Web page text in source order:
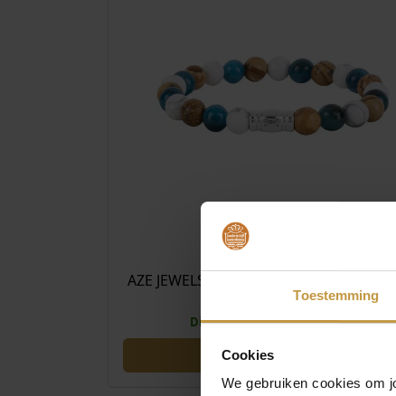
Toestemming
Cookies
We gebruiken cookies om
AZE JEWELS MOUNT KITA ARMBAND
AZ-BS046-A-190
Direct leverbaar, 1 werkdag